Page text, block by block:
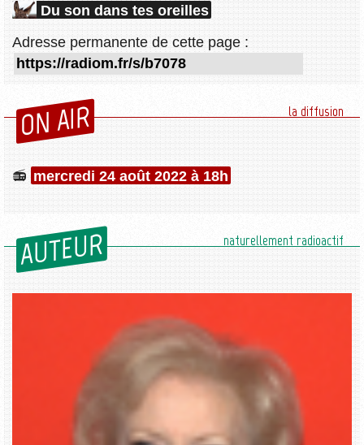
Du son dans tes oreilles
Adresse permanente de cette page :
ON AIR la diffusion
mercredi 24 août 2022 à 18h
AUTEUR naturellement radioactif